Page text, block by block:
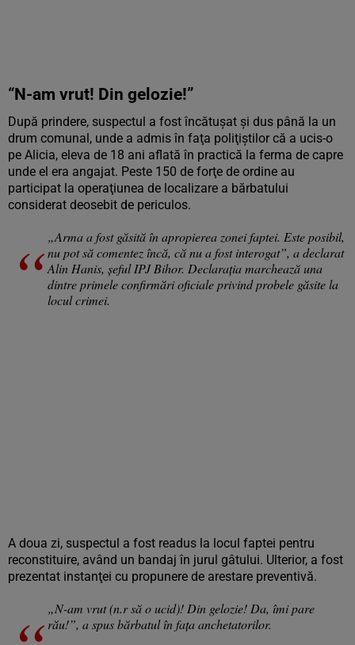
“N-am vrut! Din gelozie!”
După prindere, suspectul a fost încătuşat şi dus până la un
drum comunal, unde a admis în faţa poliţiştilor că a ucis-o
pe Alicia, eleva de 18 ani aflată în practică la ferma de capre
unde el era angajat. Peste 150 de forţe de ordine au
participat la operaţiunea de localizare a bărbatului
considerat deosebit de periculos.
„Arma a fost găsită în apropierea zonei faptei. Este posibil,
nu pot să comentez încă, că nu a fost interogat”, a declarat
Alin Hanis, şeful IPJ Bihor. Declaraţia marchează una
dintre primele confirmări oficiale privind probele găsite la
locul crimei.
A doua zi, suspectul a fost readus la locul faptei pentru
reconstituire, având un bandaj în jurul gâtului. Ulterior, a fost
prezentat instanţei cu propunere de arestare preventivă.
„N-am vrut (n.r să o ucid)! Din gelozie! Da, îmi pare
rău!”, a spus bărbatul în faţa anchetatorilor.